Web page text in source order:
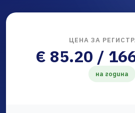
ЦЕНА ЗА
€ 85.20 /
на година